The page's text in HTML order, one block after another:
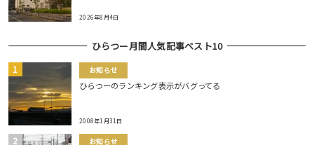
2026年8月4日
ひらつー月間人気記事ベスト10
お知らせ
ひらつーのランキング表示がバグってる
2008年1月31日
お知らせ